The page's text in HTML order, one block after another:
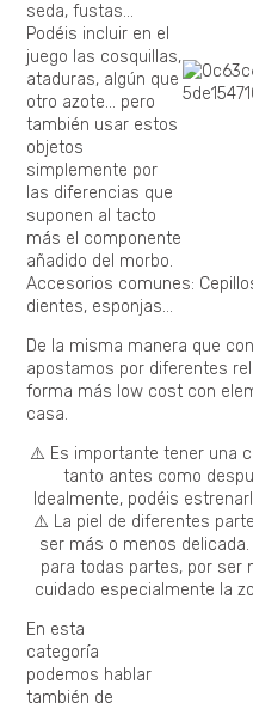
seda, fustas…
Podéis incluir en el
juego las cosquillas,
ataduras, algún que
otro azote… pero
también usar estos
objetos
simplemente por
las diferencias que
suponen al tacto
más el componente
añadido del morbo.
Accesorios comunes:
dientes, esponjas…
De la misma manera que
apostamos por diferentes
forma más low cost con
casa.
⚠️ Es importante tener una
tanto antes como
Idealmente, podéis
⚠️ La piel de diferentes
ser más o menos
para todas partes, por ser
cuidado especialmente la
En esta
categoría
podemos hablar
también de